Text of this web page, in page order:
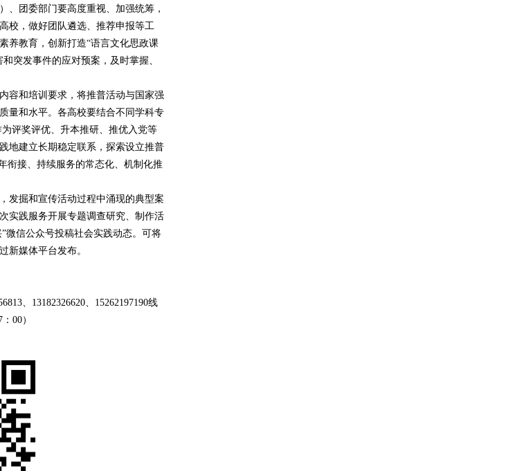
、团委部门要高度重视、加强统筹，
校，做好团队遴选、推荐申报等工
养教育，创新打造“语言文化思政课
突发事件的应对预案，及时掌握、
容和培训要求，将推普活动与国家强
量和水平。各高校要结合不同学科专
评奖评优、升本推研、推优入党等
地建立长期稳定联系，探索设立推普
衔接、持续服务的常态化、机制化推
发掘和宣传活动过程中涌现的典型案
实践服务开展专题调查研究、制作活
微信公众号投稿社会实践动态。可将
新媒体平台发布。
、13182326620、15262197190线
00）